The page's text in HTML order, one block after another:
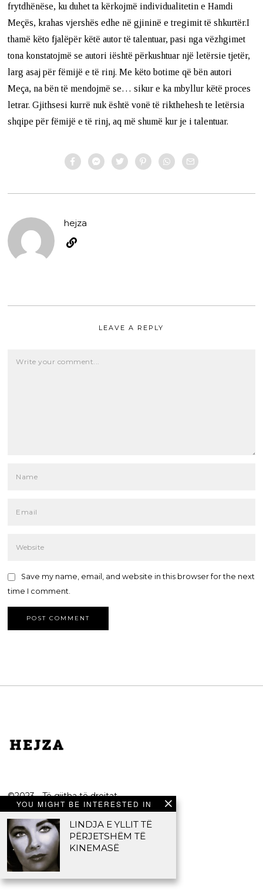
frytdhënëse, ku duhet ta kërkojmë individualitetin e Hamdi
Meçës, krahas vjershës edhe në gjininë e tregimit të shkurtër.I
thamë këto fjalëpër këtë autor të talentuar, pasi nga vëzhgimet
tona konstatojmë se autori iështë përkushtuar një letërsie tjetër,
larg asaj për fëmijë e të rinj. Me këto botime që bën autori
Meça, na bën të mendojmë se… sikur e ka mbyllur këtë proces
letrar. Gjithsesi kurrë nuk është vonë të rikthehesh te letërsia
shqipe për fëmijë e të rinj, aq më shumë kur je i talentuar.
hejza
LEAVE A REPLY
Save my name, email, and website in this browser for the next
time I comment.
YOU MIGHT BE INTERESTED IN
LINDJA E YLLIT TË
PËRJETSHËM TË
KINEMASË
©2023 - Të gjitha të drejtat
e rezervuara.
HEJZA